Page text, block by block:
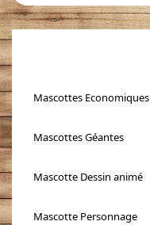
Mascottes Economiques
Mascottes Géantes
Mascotte Dessin animé
Mascotte Personnage